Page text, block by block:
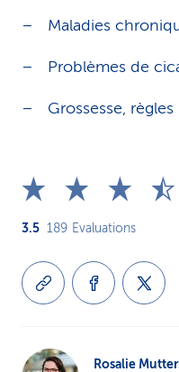
Maladies
Problèmes de
Grossesse, règles
3.5 189 Evaluations
Rosalie Mutter